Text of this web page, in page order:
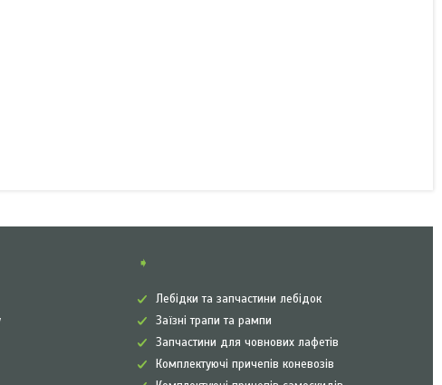
➧
Лебідки та запчастини лебідок
Заїзні трапи та рампи
Запчастини для човнових лафетів
Комплектуючі причепів коневозів